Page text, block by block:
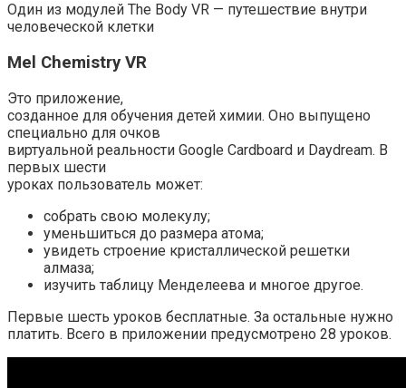
Один из модулей The Body VR — путешествие внутри
человеческой клетки
Mel Chemistry VR
Это приложение,
созданное для обучения детей химии. Оно выпущено
специально для очков
виртуальной реальности Google Cardboard и Daydream. В
первых шести
уроках пользователь может:
собрать свою молекулу;
уменьшиться до размера атома;
увидеть строение кристаллической решетки
алмаза;
изучить таблицу Менделеева и многое другое.
Первые шесть уроков бесплатные. За остальные нужно
платить. Всего в приложении предусмотрено 28 уроков.